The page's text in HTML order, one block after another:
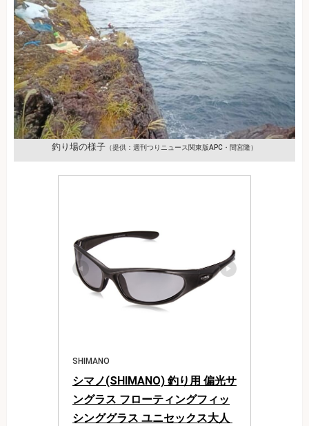
釣り場の様子 （提供：週刊つりニュース関東版APC・間宮隆）
SHIMANO
シマノ(SHIMANO) 釣り用 偏光サ
ングラス フローティングフィッ
シンググラス ユニセックス大人